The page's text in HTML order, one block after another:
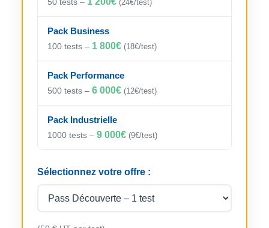
50 tests – (24€/test)
Pack Business
100 tests – 1 800€ (18€/test)
Pack Performance
500 tests – 6 000€ (12€/test)
Pack Industrielle
1000 tests – 9 000€ (9€/test)
Sélectionnez votre offre :